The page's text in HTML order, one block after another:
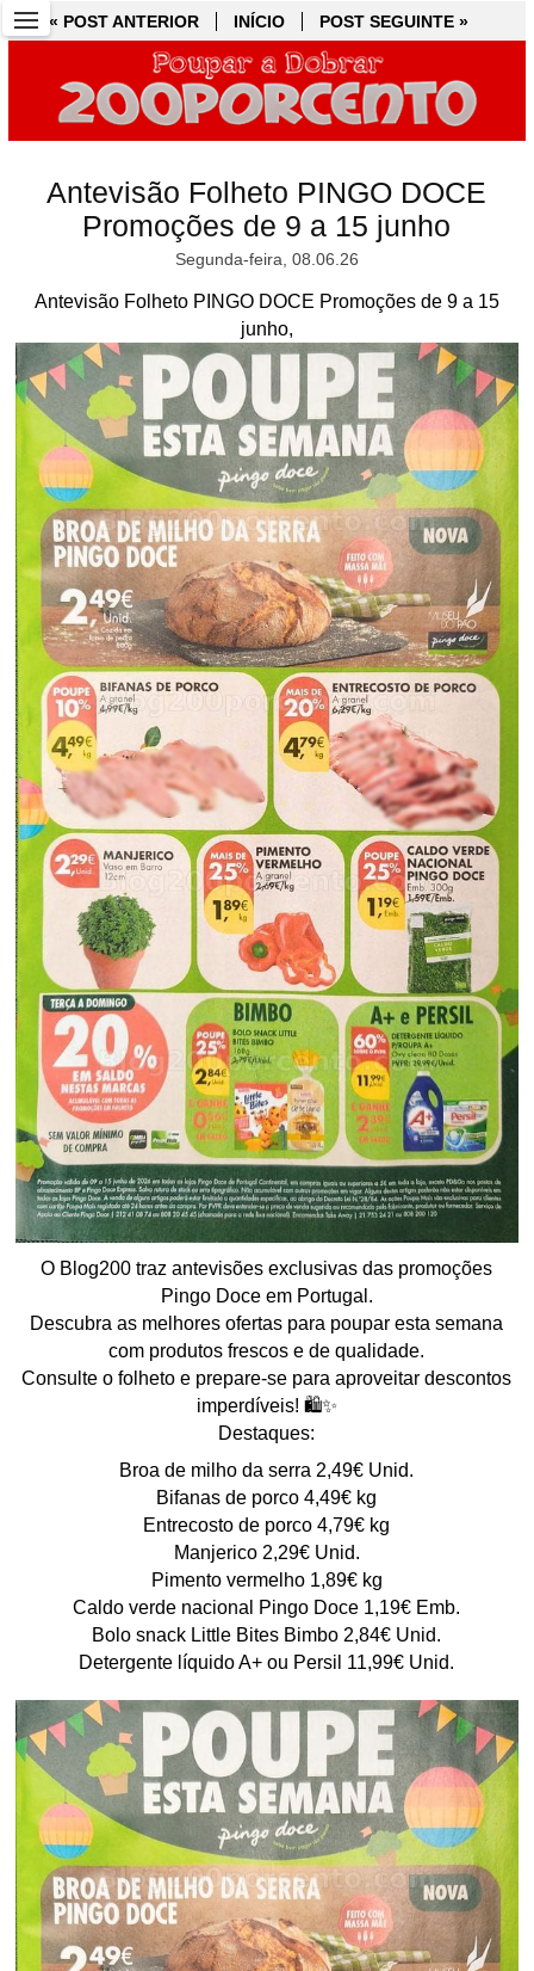
« POST ANTERIOR INÍCIO POST SEGUINTE »
Antevisão Folheto PINGO DOCE
Promoções de 9 a 15 junho
Segunda-feira, 08.06.26
Antevisão Folheto PINGO DOCE Promoções de 9 a 15
junho,
O Blog200 traz antevisões exclusivas das promoções
Pingo Doce em Portugal.
Descubra as melhores ofertas para poupar esta semana
com produtos frescos e de qualidade.
Consulte o folheto e prepare-se para aproveitar descontos
imperdíveis! 🛍️✨
Destaques:
Broa de milho da serra 2,49€ Unid.
Bifanas de porco 4,49€ kg
Entrecosto de porco 4,79€ kg
Manjerico 2,29€ Unid.
Pimento vermelho 1,89€ kg
Caldo verde nacional Pingo Doce 1,19€ Emb.
Bolo snack Little Bites Bimbo 2,84€ Unid.
Detergente líquido A+ ou Persil 11,99€ Unid.
« POST ANTERIOR INÍCIO POST SEGUINTE »